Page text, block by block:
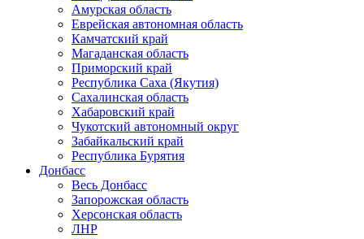
Амурская область
Еврейская автономная область
Камчатский край
Магаданская область
Приморский край
Республика Саха (Якутия)
Сахалинская область
Хабаровский край
Чукотский автономный округ
Забайкальский край
Республика Бурятия
Донбасс
Весь Донбасс
Запорожская область
Херсонская область
ЛНР